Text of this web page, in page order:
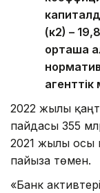
(к2) –
орташа
агенттік
2022 жылғы
пайдасы 355
2021 жылғы осы
пайызға төмен.
«Банк